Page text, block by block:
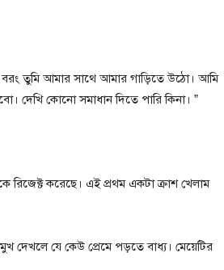
বরং তুমি আমার সাথে আমার গাড়িতে উঠো। আমি
দেখি কোনো সমাধান দিতে পারি কিনা। ”
করেছে। এই প্রথম একটা ক্রাশ খেলাম
দেখলে যে কেউ প্রেমে পড়তে বাধ্য। মেয়েটির